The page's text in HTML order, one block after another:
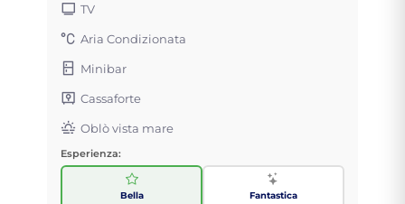
TV
Aria Condizionata
Minibar
Cassaforte
Oblò vista mare
Esperienza:
Bella
Fantastica